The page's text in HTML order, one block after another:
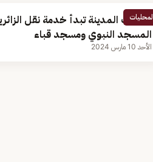
المحليات
حافلات المدينة تبدأ خدمة نقل
المسجد النبوي ومسجد قباء
الأحد 10 مارس 2024